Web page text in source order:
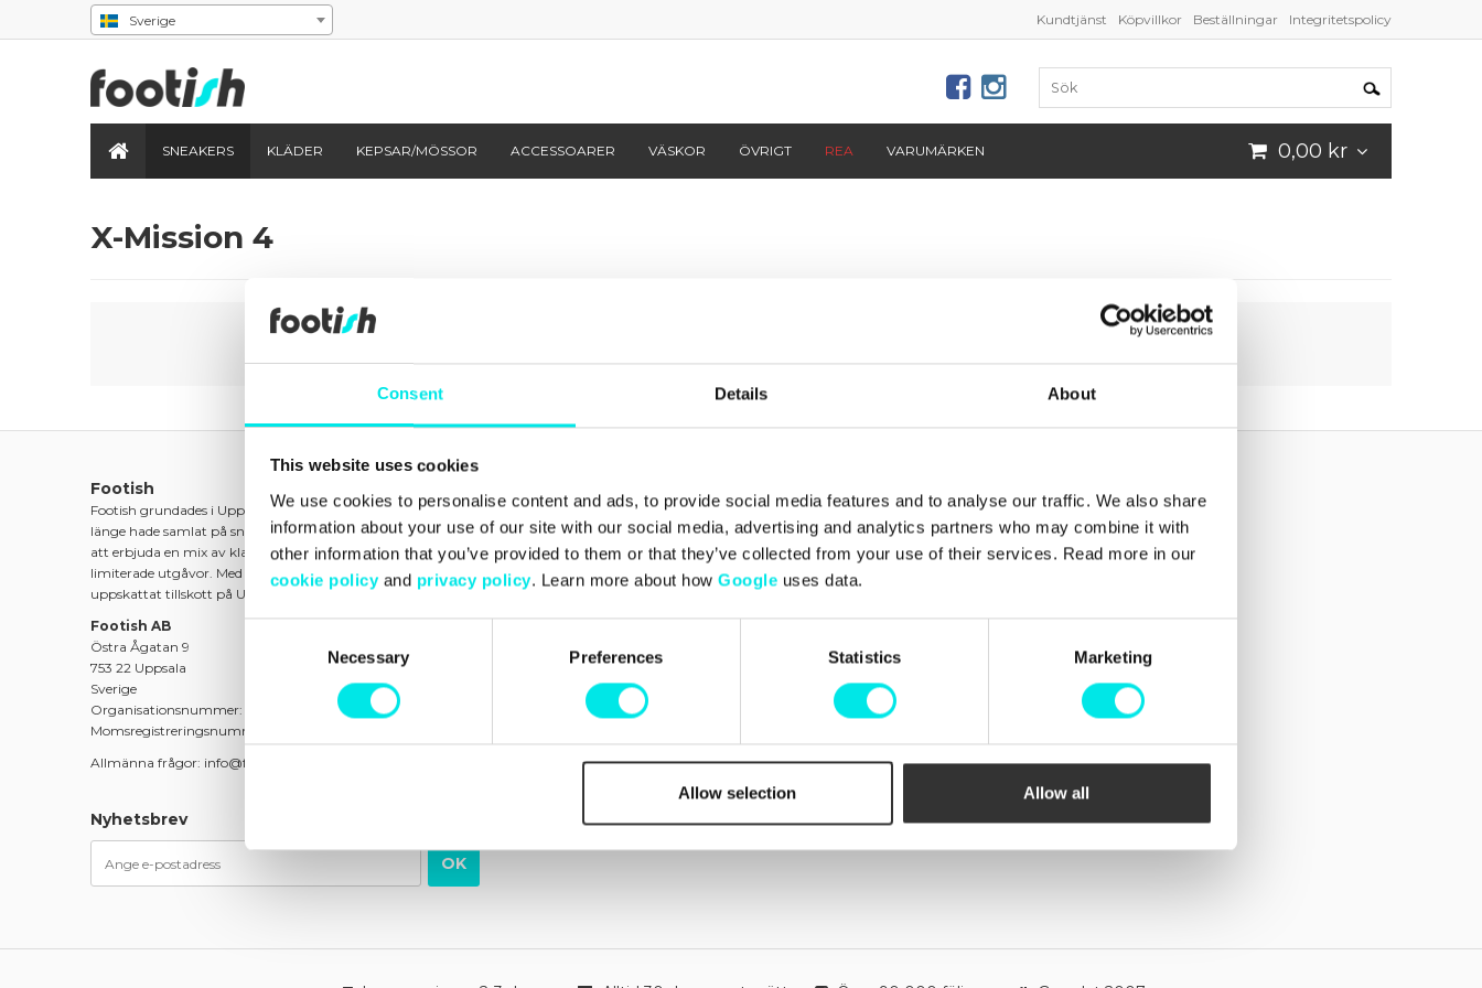
Consent Details About
This website uses cookies
We use cookies to personalise content and ads, to provide social media features and to analyse our traffic. We also share
information about your use of our site with our social media, advertising and analytics partners who may combine it with
other information that you’ve provided to them or that they’ve collected from your use of their services. Read more in our
cookie policy and privacy policy. Learn more about how Google uses data.
Necessary Preferences Statistics Marketing
Allow selection Allow all
Sverige Kundtjänst Köpvillkor Beställningar Integritetspolicy
SNEAKERS KLÄDER KEPSAR/MÖSSOR ACCESSOARER VÄSKOR ÖVRIGT REA VARUMÄRKEN 0,00 kr
X-Mission 4
Footish
Footish grundades i Uppsala 2007 av barndomsvännerna Martin och Johan, som
länge hade samlat på sneakers. Ambitionen var att sprida intresset för sneakers genom
att erbjuda en mix av klassiska modeller, unika och färgstarka varianter samt
limiterade utgåvor. Med passion för både mode och kultur blev Footish snabbt ett
uppskattat tillskott på Uppsalas modekarta.
Footish AB
Östra Ågatan 9
753 22 Uppsala
Sverige
Organisationsnummer: 556740-7373
Momsregistreringsnummer: SE556740737301
Allmänna frågor: info@footish.se
Kundtjänst
Kontakta oss
Leveranser
Byten och returer
Reklamationer
Cookiepolicy
Beställningar
Facebook
Instagram
Nyhetsbrev
OK